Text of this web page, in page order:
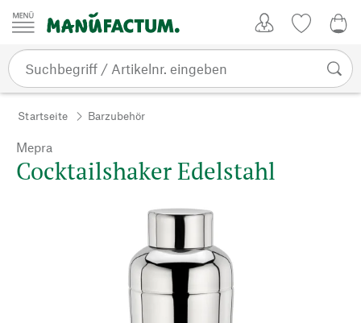
Zum Inhalt springen
Startseite Barzubehör
Mepra
Cocktailshaker Edelstahl